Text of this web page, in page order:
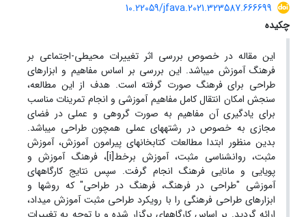
10.22059/jfava.2021.323587.666699
چکیده
این مقاله در خصوص بررسی اثر تغییرات محیطی-اجتماعی بر
فرهنگ آموزش می­باشد. این بررسی بر اساس مفاهیم و ابزارهای
طراحی برای فرهنگ صورت گرفته است. هدف از این مطالعه،
سنجش امکان انتقال کامل مفاهیم آموزشی و انجام تمرینات مناسب
برای یادگیری آن مفاهیم به صورت گروهی و عملی در فضای
مجازی به خصوص در رشته­های عملی همچون طراحی می­باشد.
بدین منظور ابتدا مطالعات کتابخانه­ای پیرامون آموزش، آموزش
مثبت، روانشناسی مثبت، آموزش برخط[i]، فرهنگ آموزش و
پویایی و مانایی فرهنگ انجام گرفت. سپس نتایج کارگاه­های
آموزشی "طراحی در فرهنگ، فرهنگ در طراحی" که روش­ها و
ابزارهای طراحی فرهنگی را با رویکرد طراحی مثبت آموزش می­داد،